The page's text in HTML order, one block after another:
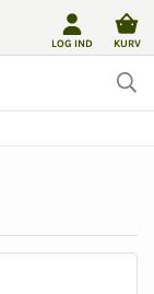
LOG IND KURV